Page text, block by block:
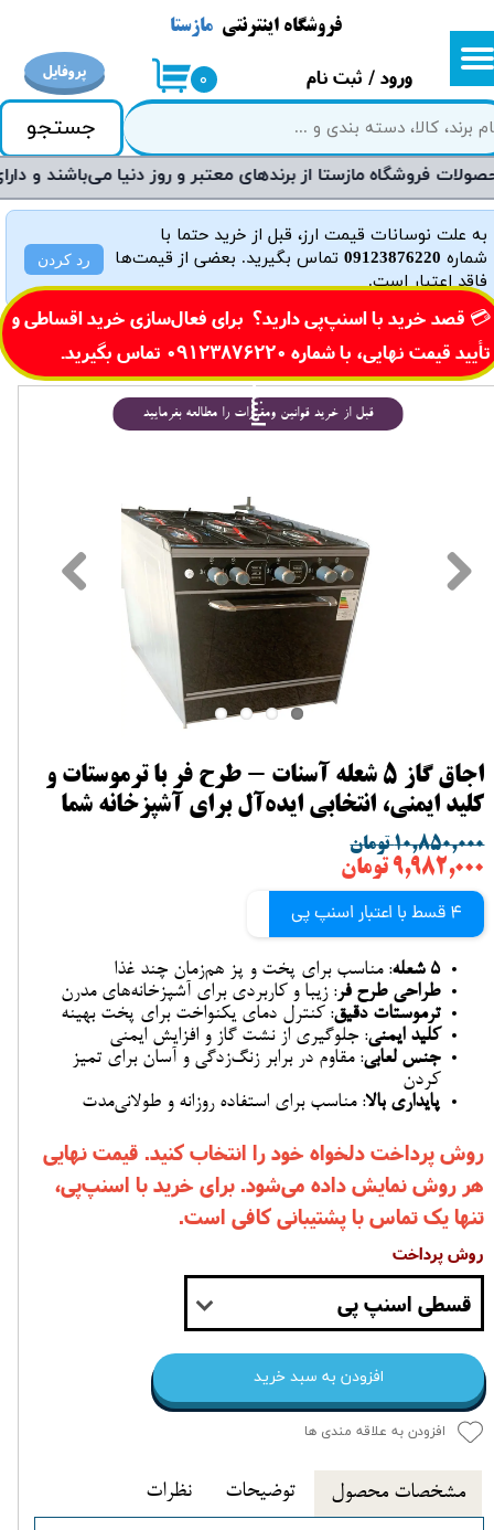
جستجو
۰ ورود / ثبت نام
حساب کاربری من
تغییر گذر واژه
سفارشات
خروج از حساب کاربری
فروشگاه اینترنتی مازستا
«فروشگاه مازستا با تجربه طولانی در فروش محصولات لوازم خانگی»
به علت نوسانات قیمت ارز، قبل از خرید حتما با
شماره 09123876220تماس بگیرید. بعضی از قیمت‌ها
فاقد اعتبار است.
رد کردن
پروفایل
​💳 قصد خرید با اسنپ‌پی دارید؟ برای فعال‌سازی خرید اقساطی و
تأیید قیمت نهایی، با شماره 09123876220 تماس بگیرید.​​​​​​​
اجاق گاز ۵ شعله آسنات - طرح فر با ترموستات و
کلید ایمنی، انتخابی ایده‌آل برای آشپزخانه شما
۱۰,۸۵۰,۰۰۰ تومان
۹,۹۸۲,۰۰۰ تومان
4 قسط با اعتبار اسنپ پی
۵ شعله
: مناسب برای پخت و پز هم‌زمان چند غذا
طراحی طرح فر: زیبا و کاربردی برای آشپزخانه‌های مدرن
ترموستات دقیق: کنترل دمای یکنواخت برای پخت بهینه
کلید ایمنی: جلوگیری از نشت گاز و افزایش ایمنی
جنس لعابی: مقاوم در برابر زنگ‌زدگی و آسان برای تمیز
کردن
پایداری بالا: مناسب برای استفاده روزانه و طولانی‌مدت
روش پرداخت دلخواه خود را انتخاب کنید. قیمت نهایی
هر روش نمایش داده می‌شود. برای خرید با اسنپ‌پی،
تنها یک تماس با پشتیبانی کافی است.
روش پرداخت
قسطی اسنپ پی
افزودن به سبد خرید
افزودن به علاقه مندی ها
مشخصات محصول توضیحات نظرات
قبل از خرید قوانین ومقررات را مطالعه بفرمایید
خ
ی
د
ا
س
ن
پ
پ